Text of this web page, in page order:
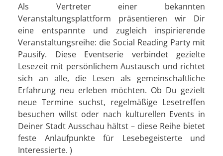
Als Vertreter einer bekannten
Veranstaltungsplattform präsentieren wir Dir
eine entspannte und zugleich inspirierende
Veranstaltungsreihe: die Social Reading Party mit
Pausify. Diese Eventserie verbindet gezielte
Lesezeit mit persönlichem Austausch und richtet
sich an alle, die Lesen als gemeinschaftliche
Erfahrung neu erleben möchten. Ob Du gezielt
neue Termine suchst, regelmäßige Lesetreffen
besuchen willst oder nach kulturellen Events in
Deiner Stadt Ausschau hältst – diese Reihe bietet
feste Anlaufpunkte für Lesebegeisterte und
Interessierte. )